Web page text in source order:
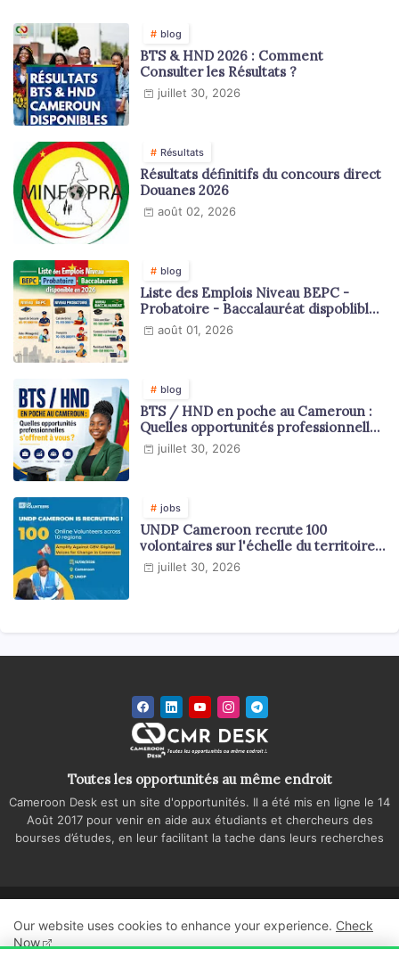
blog
BTS & HND 2026 : Comment
Consulter les Résultats ?
juillet 30, 2026
Résultats
Résultats définitifs du concours direct
Douanes 2026
août 02, 2026
blog
Liste des Emplois Niveau BEPC -
Probatoire - Baccalauréat dispoblible
en 2026
août 01, 2026
blog
BTS / HND en poche au Cameroun :
Quelles opportunités professionnelles
s'offrent à vous ?
juillet 30, 2026
jobs
UNDP Cameroon recrute 100
volontaires sur l'échelle du territoire
national
juillet 30, 2026
Toutes les opportunités au même endroit
Cameroon Desk est un site d'opportunités. Il a été mis en ligne le 14
Août 2017 pour venir en aide aux étudiants et chercheurs des
bourses d’études, en leur facilitant la tache dans leurs recherches
Politique de confidentialité
Regie publicitaire
Our website uses cookies to enhance your experience. Check
Now